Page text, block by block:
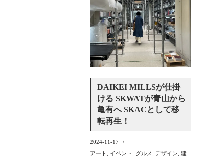
DAIKEI MILLSが仕掛
ける SKWATが青山から
亀有へ SKACとして移
転再生！
2024-11-17
アート
イベント グルメ デザイン 建